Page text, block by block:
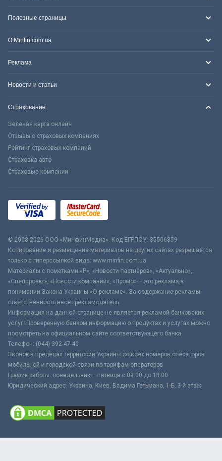
Полезные страницы
О Minfin.com.ua
Реклама
Новости и статьи
Страхование
Зеленая карта онлайн
Отзывы о страховых компаниях
Рейтинг страховых компаний
Страховка авто
Страховые компании
© 2008-2026 ООО «МинфинМедиа». Код ЕГРПОУ: 35506859
Копирование и размещение материалов на других сайтах разрешается
только с гиперссылкой вида: www.minfin.com.ua
Материалы с пометками «Р», «Новости партнёров», «Актуально»,
«Спецпроект», «Новости компаний», «Промо» – это реклама в
понимании Закона Украины «О рекламе». За содержание рекламы
ответственность несёт рекламодатель.
Информация на данной странице не является рекламой банковских
услуг. Проверенную банком информацию о продуктах и услугах можно
посмотреть на официальном сайте соответствующего банка.
Телефон: (044) 392-47-40
Звонок в пределах территории Украины со всех номеров операторов
мобильной и городской связи по тарифам операторов
График работы: понедельник – пятница с 09:00 до 18:00
Юридический адрес: Украина, Киев, Вадима Гетьмана, 1-Б, 3-й этаж